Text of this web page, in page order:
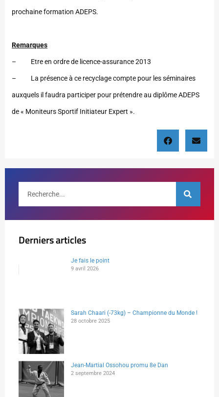
prochaine formation ADEPS.
Remarques
– Etre en ordre de licence-assurance 2013
– La présence à ce recyclage compte pour les séminaires
auxquels il faudra participer pour prétendre au diplôme ADEPS
de « Moniteurs Sportif Initiateur Expert ».
Derniers articles
Je fais le point
9 avril 2026
Sarah Chaari (-73kg) – Championne du Monde !
28 octobre 2025
Jean-Martial Ossohou promu 8e Dan
2 septembre 2024